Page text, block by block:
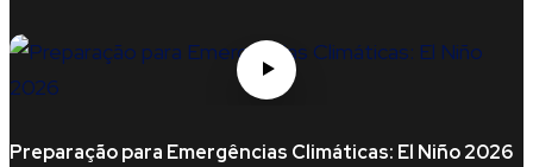
Preparação para Emergências Climáticas: El Niño 2026